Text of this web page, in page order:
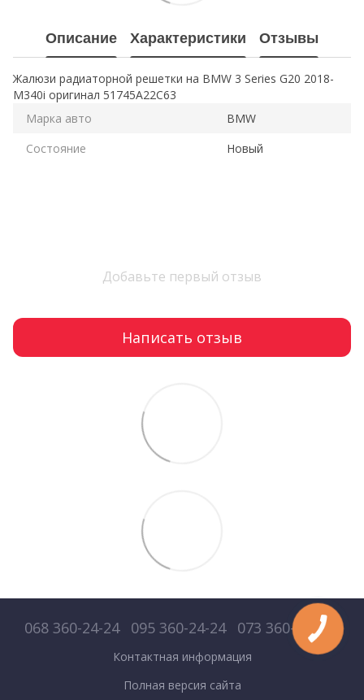
Описание Характеристики Отзывы
Жалюзи радиаторной решетки на BMW 3 Series G20 2018-
M340i оригинал 51745A22C63
Марка авто
BMW
Состояние
Новый
Добавьте первый отзыв
Написать отзыв
068 360-24-24 095 360-24-24 073 360-24-24
Контактная информация
Полная версия сайта